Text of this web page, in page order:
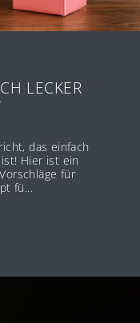
LECKER
das einfach
Hier ist ein
für
fü...